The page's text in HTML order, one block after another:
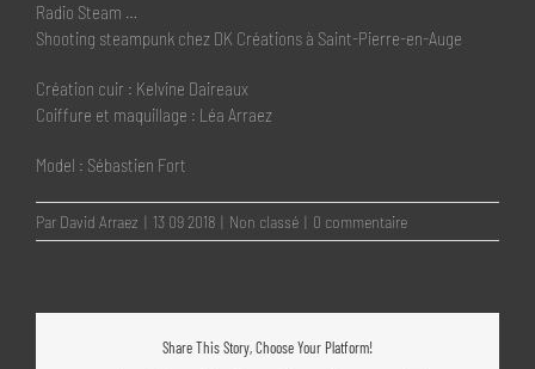
Radio Steam …
Shooting steampunk chez DK Créations à Saint-Pierre-en-Auge
Création cuir : Kelvine Daireaux
Coiffure et maquillage : Léa Arraez
Model : Sébastien Fort
Par David Arraez | 13 09 2018 | Non classé | 0 commentaire
Share This Story, Choose Your Platform!